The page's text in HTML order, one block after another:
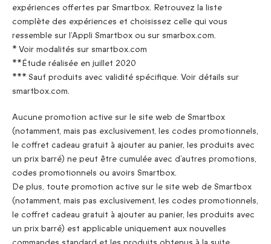
expériences offertes par Smartbox. Retrouvez la liste
complète des expériences et choisissez celle qui vous
ressemble sur l’Appli Smartbox ou sur smarbox.com.
* Voir modalités sur smartbox.com
**Étude réalisée en juillet 2020
*** Sauf produits avec validité spécifique. Voir détails sur
smartbox.com.
Aucune promotion active sur le site web de Smartbox
(notamment, mais pas exclusivement, les codes promotionnels,
le coffret cadeau gratuit à ajouter au panier, les produits avec
un prix barré) ne peut être cumulée avec d’autres promotions,
codes promotionnels ou avoirs Smartbox.
De plus, toute promotion active sur le site web de Smartbox
(notamment, mais pas exclusivement, les codes promotionnels,
le coffret cadeau gratuit à ajouter au panier, les produits avec
un prix barré) est applicable uniquement aux nouvelles